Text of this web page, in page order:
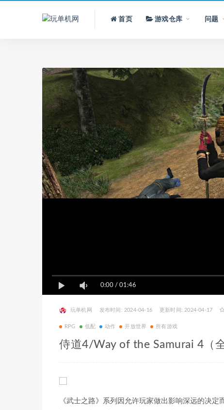
首页 游戏仓库 问题
0:00 / 01:46
玩单机网 发布时间: 2024-04-16 更新时间: 2024-04-17
RPG 低配 动作 开放世界 所有游戏
侍道4/Way of the Samurai 4（全
《武士之路》系列因允许玩家做出影响深远的决